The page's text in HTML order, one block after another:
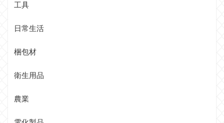
工具
日常生活
梱包材
衛生用品
農業